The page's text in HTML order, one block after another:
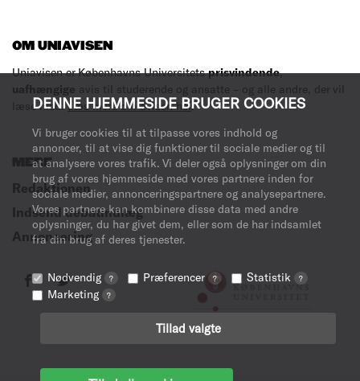
DENNE HJEMMESIDE BRUGER COOKIES
Vi bruger cookies til at tilpasse vores indhold og
annoncer, til at vise dig funktioner til sociale medier og til
at analysere vores trafik. Vi deler også oplysninger om din
brug af vores hjemmeside med vores partnere inden for
sociale medier, annonceringspartnere og analysepartnere.
Vores partnere kan kombinere disse data med andre
oplysninger, du har givet dem, eller som de har indsamlet
fra din brug af deres tjenester.
Nødvendig ? Præferencer ? Statistik ?
Marketing ?
Tillad valgte
OM UNIAVISEN
Uniavisen er Københavns Universitetsprisvindende,
uafhængige avis til studerende og ansatte – og alle andre, der vil
læse med.Læs mere om avisen her.
MERE
Redaktionen
Indsend debatindlæg
Annoncering